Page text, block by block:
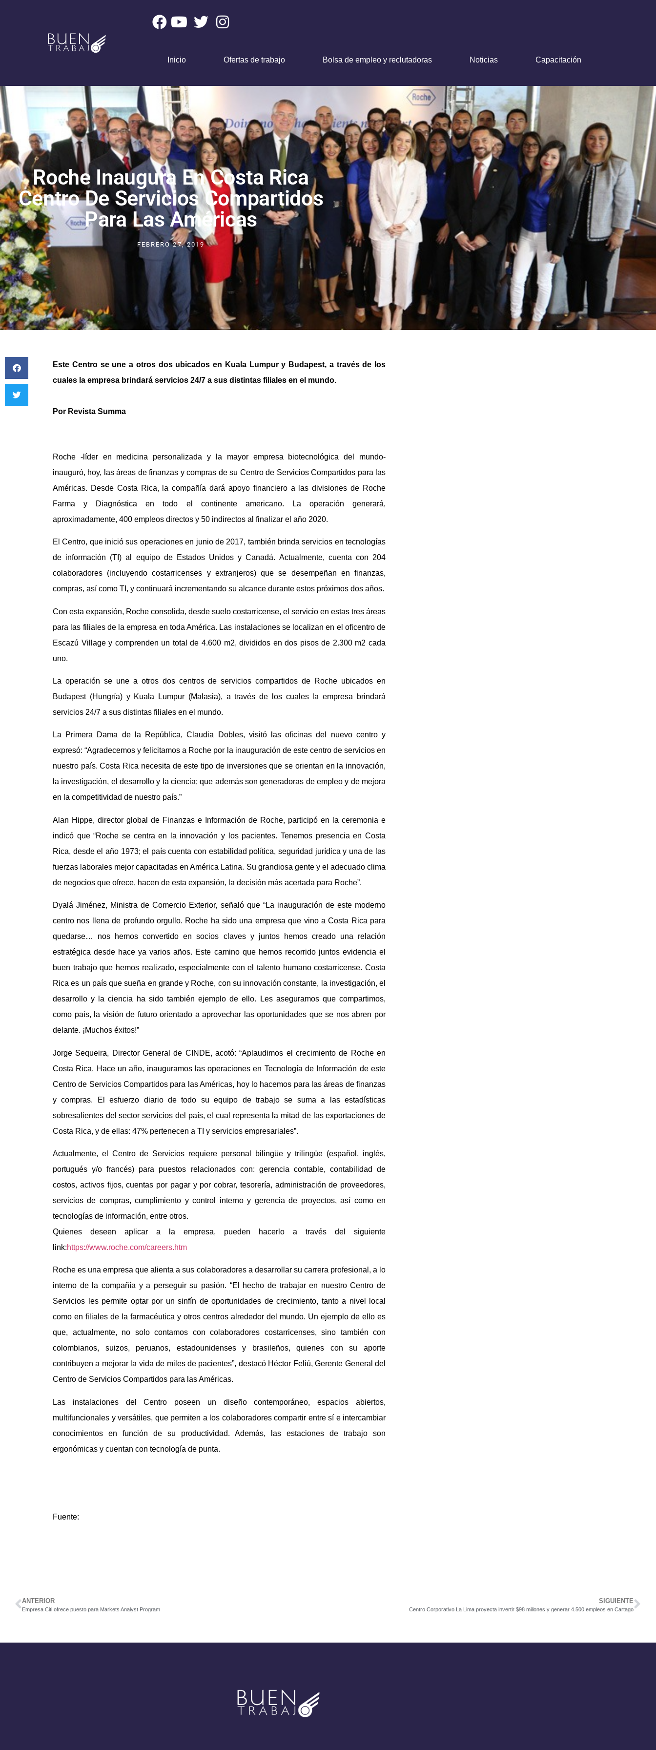
Inicio Ofertas de trabajo Bolsa de empleo y reclutadoras Noticias Capacitación
Roche Inaugura En Costa Rica
Centro De Servicios Compartidos
Para Las Américas
FEBRERO 27, 2019
Este Centro se une a otros dos ubicados en Kuala Lumpur y Budapest, a través de los
cuales la empresa brindará servicios 24/7 a sus distintas filiales en el mundo.
Por Revista Summa
Roche -líder en medicina personalizada y la mayor empresa biotecnológica del mundo-
inauguró, hoy, las áreas de finanzas y compras de su Centro de Servicios Compartidos para las
Américas. Desde Costa Rica, la compañía dará apoyo financiero a las divisiones de Roche
Farma y Diagnóstica en todo el continente americano. La operación generará,
aproximadamente, 400 empleos directos y 50 indirectos al finalizar el año 2020.
El Centro, que inició sus operaciones en junio de 2017, también brinda servicios en tecnologías
de información (TI) al equipo de Estados Unidos y Canadá. Actualmente, cuenta con 204
colaboradores (incluyendo costarricenses y extranjeros) que se desempeñan en finanzas,
compras, así como TI, y continuará incrementando su alcance durante estos próximos dos años.
Con esta expansión, Roche consolida, desde suelo costarricense, el servicio en estas tres áreas
para las filiales de la empresa en toda América. Las instalaciones se localizan en el oficentro de
Escazú Village y comprenden un total de 4.600 m2, divididos en dos pisos de 2.300 m2 cada
uno.
La operación se une a otros dos centros de servicios compartidos de Roche ubicados en
Budapest (Hungría) y Kuala Lumpur (Malasia), a través de los cuales la empresa brindará
servicios 24/7 a sus distintas filiales en el mundo.
La Primera Dama de la República, Claudia Dobles, visitó las oficinas del nuevo centro y
expresó: “Agradecemos y felicitamos a Roche por la inauguración de este centro de servicios en
nuestro país. Costa Rica necesita de este tipo de inversiones que se orientan en la innovación,
la investigación, el desarrollo y la ciencia; que además son generadoras de empleo y de mejora
en la competitividad de nuestro país.”
Alan Hippe, director global de Finanzas e Información de Roche, participó en la ceremonia e
indicó que “Roche se centra en la innovación y los pacientes. Tenemos presencia en Costa
Rica, desde el año 1973; el país cuenta con estabilidad política, seguridad jurídica y una de las
fuerzas laborales mejor capacitadas en América Latina. Su grandiosa gente y el adecuado clima
de negocios que ofrece, hacen de esta expansión, la decisión más acertada para Roche”.
Dyalá Jiménez, Ministra de Comercio Exterior, señaló que “La inauguración de este moderno
centro nos llena de profundo orgullo. Roche ha sido una empresa que vino a Costa Rica para
quedarse… nos hemos convertido en socios claves y juntos hemos creado una relación
estratégica desde hace ya varios años. Este camino que hemos recorrido juntos evidencia el
buen trabajo que hemos realizado, especialmente con el talento humano costarricense. Costa
Rica es un país que sueña en grande y Roche, con su innovación constante, la investigación, el
desarrollo y la ciencia ha sido también ejemplo de ello. Les aseguramos que compartimos,
como país, la visión de futuro orientado a aprovechar las oportunidades que se nos abren por
delante. ¡Muchos éxitos!”
Jorge Sequeira, Director General de CINDE, acotó: “Aplaudimos el crecimiento de Roche en
Costa Rica. Hace un año, inauguramos las operaciones en Tecnología de Información de este
Centro de Servicios Compartidos para las Américas, hoy lo hacemos para las áreas de finanzas
y compras. El esfuerzo diario de todo su equipo de trabajo se suma a las estadísticas
sobresalientes del sector servicios del país, el cual representa la mitad de las exportaciones de
Costa Rica, y de ellas: 47% pertenecen a TI y servicios empresariales”.
Actualmente, el Centro de Servicios requiere personal bilingüe y trilingüe (español, inglés,
portugués y/o francés) para puestos relacionados con: gerencia contable, contabilidad de
costos, activos fijos, cuentas por pagar y por cobrar, tesorería, administración de proveedores,
servicios de compras, cumplimiento y control interno y gerencia de proyectos, así como en
tecnologías de información, entre otros.
Quienes deseen aplicar a la empresa, pueden hacerlo a través del siguiente
link:https://www.roche.com/careers.htm
Roche es una empresa que alienta a sus colaboradores a desarrollar su carrera profesional, a lo
interno de la compañía y a perseguir su pasión. “El hecho de trabajar en nuestro Centro de
Servicios les permite optar por un sinfín de oportunidades de crecimiento, tanto a nivel local
como en filiales de la farmacéutica y otros centros alrededor del mundo. Un ejemplo de ello es
que, actualmente, no solo contamos con colaboradores costarricenses, sino también con
colombianos, suizos, peruanos, estadounidenses y brasileños, quienes con su aporte
contribuyen a mejorar la vida de miles de pacientes”, destacó Héctor Feliú, Gerente General del
Centro de Servicios Compartidos para las Américas.
Las instalaciones del Centro poseen un diseño contemporáneo, espacios abiertos,
multifuncionales y versátiles, que permiten a los colaboradores compartir entre sí e intercambiar
conocimientos en función de su productividad. Además, las estaciones de trabajo son
ergonómicas y cuentan con tecnología de punta.
Fuente:
ANTERIOR
Empresa Citi ofrece puesto para Markets Analyst Program
SIGUIENTE
Centro Corporativo La Lima proyecta invertir $98 millones y generar 4.500 empleos en Cartago